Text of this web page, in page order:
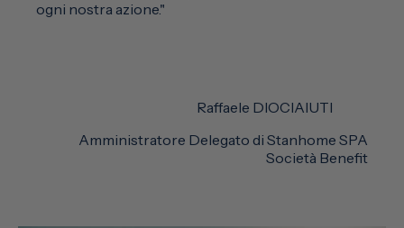
ogni nostra azione."
Raffaele DIOCIAIUTI
Amministratore Delegato di Stanhome SPA
Società Benefit